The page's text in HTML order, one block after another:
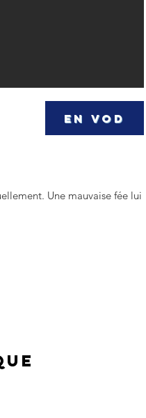
EN VOD
Une mauvaise fée lui